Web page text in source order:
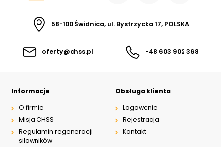
58-100 Świdnica, ul. Bystrzycka 17, POLSKA
oferty@chss.pl +48 603 902 368
Informacje
O firmie
Misja CHSS
Regulamin regeneracji
siłowników
Obsługa klienta
Logowanie
Rejestracja
Kontakt